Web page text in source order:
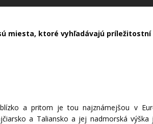
miesta, ktoré vyhľadávajú
a pritom je tou najznámejšou v
a Taliansko a jej nadmorská